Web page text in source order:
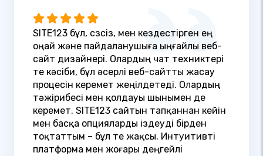
SITE123 бұл, сөзсіз, мен кездестірген ең
оңай және пайдаланушыға ыңғайлы веб-
сайт дизайнері. Олардың чат техниктері
өте кәсіби, бұл әсерлі веб-сайтты жасау
процесін керемет жеңілдетеді. Олардың
тәжірибесі мен қолдауы шынымен де
керемет. SITE123 сайтын тапқаннан кейін
мен басқа опцияларды іздеуді бірден
тоқтаттым – бұл өте жақсы. Интуитивті
платформа мен жоғары деңгейлі